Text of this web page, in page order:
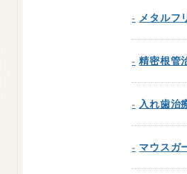
メタルフ
精密根管
入れ歯治
マウスガ